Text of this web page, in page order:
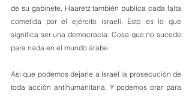
de su gabinete. Haaretz también publica cada falta
cometida por el ejército israelí. Esto es lo que
significa ser una democracia. Cosa que no sucede
para nada en el mundo árabe.
Así que podemos dejarle a Israel la prosecución de
toda acción antihumanitaria. Y podemos orar para